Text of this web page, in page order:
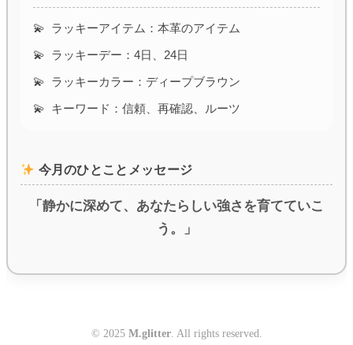
ラッキーアイテム：本革のアイテム
ラッキーデー：4日、24日
ラッキーカラー：ディープブラウン
キーワード：信頼、再確認、ルーツ
今月のひとことメッセージ
「静かに深めて、あなたらしい強さを育てていこ
う。」
© 2025 M.glitter. All rights reserved.